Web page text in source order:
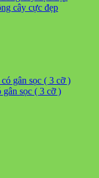
cây cực đẹp
gân sọc ( 3 cỡ )